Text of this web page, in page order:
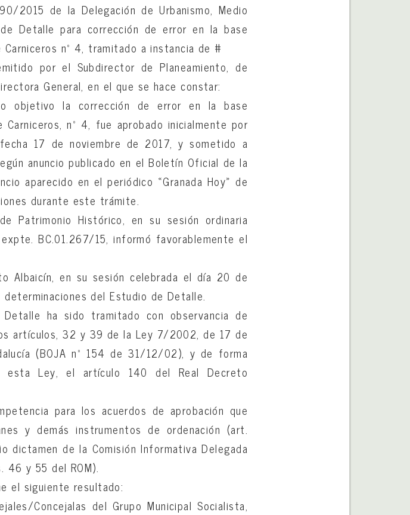
2015 de la Delegación de Urbanismo, Medio
Detalle para corrección de error en la base
nº 4, tramitado a instancia de #
por el Subdirector de Planeamiento, de
General, en el que se hace constar:
objetivo la corrección de error en la base
nº 4, fue aprobado inicialmente por
17 de noviembre de 2017, y sometido a
anuncio publicado en el Boletín Oficial de la
aparecido en el periódico «Granada Hoy» de
durante este trámite.
Patrimonio Histórico, en su sesión ordinaria
BC.01.267/15, informó favorablemente el
Albaicín, en su sesión celebrada el día 20 de
del Estudio de Detalle.
ha sido tramitado con observancia de
artículos, 32 y 39 de la Ley 7/2002, de 17 de
(BOJA nº 154 de 31/12/02), y de forma
Ley, el artículo 140 del Real Decreto
para los acuerdos de aprobación que
y demás instrumentos de ordenación (art.
dictamen de la Comisión Informativa Delegada
46 y 55 del ROM).
el siguiente resultado:
Concejalas del Grupo Municipal Socialista,